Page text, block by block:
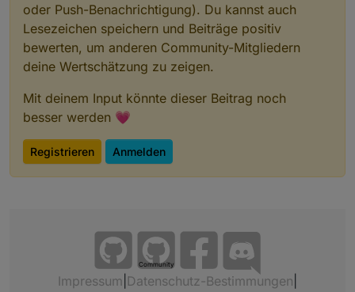
oder Push-Benachrichtigung). Du kannst auch
Lesezeichen speichern und Beiträge positiv
bewerten, um anderen Community-Mitgliedern
deine Wertschätzung zu zeigen.
Mit deinem Input könnte dieser Beitrag noch
besser werden 💗
Registrieren Anmelden
Community
Impressum Datenschutz-Bestimmungen